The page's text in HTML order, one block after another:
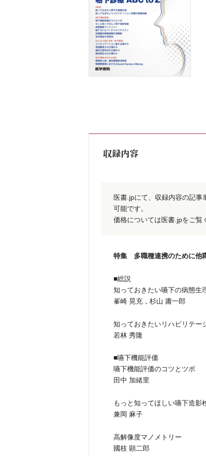
収録内容
医書.jpにて、収録内容の記事
可能です。
価格については医書.jpをご覧
特集 多職種連携のために他
■総説
知っておきたい嚥下の病態生
峯崎 晃充，杉山 庸一郎
知っておきたいリハビリテー
若林 秀隆
■嚥下機能評価
嚥下機能評価のコツとツボ
田中 加緒里
もっと知ってほしい嚥下造影
兼岡 麻子
高解像度マノメトリー
國枝 顕二郎